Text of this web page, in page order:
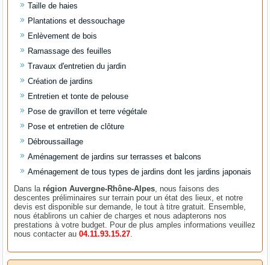
Taille de haies
Plantations et dessouchage
Enlèvement de bois
Ramassage des feuilles
Travaux d'entretien du jardin
Création de jardins
Entretien et tonte de pelouse
Pose de gravillon et terre végétale
Pose et entretien de clôture
Débroussaillage
Aménagement de jardins sur terrasses et balcons
Aménagement de tous types de jardins dont les jardins japonais
Dans la région Auvergne-Rhône-Alpes , nous faisons des
descentes préliminaires sur terrain pour un état des lieux, et notre
devis est disponible sur demande, le tout à titre gratuit. Ensemble,
nous établirons un cahier de charges et nous adapterons nos
prestations à votre budget. Pour de plus amples informations veuillez
nous contacter au04.11.93.15.27